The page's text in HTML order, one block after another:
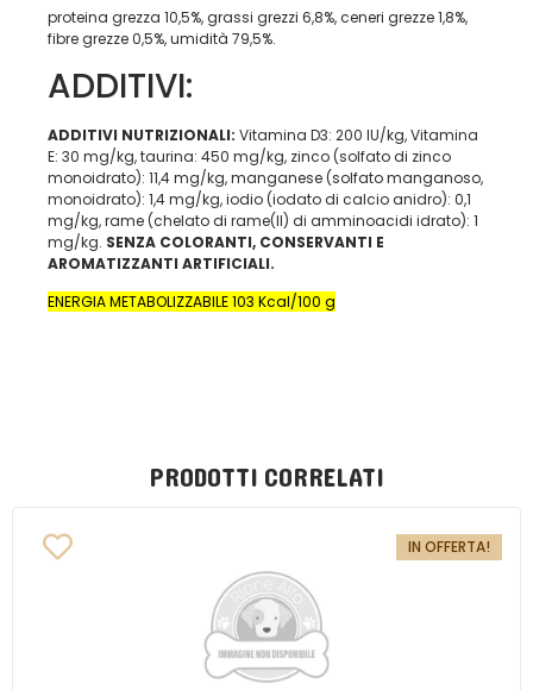
proteina grezza 10,5%, grassi grezzi 6,8%, ceneri grezze 1,8%,
fibre grezze 0,5%, umidità 79,5%.
ADDITIVI:
ADDITIVI NUTRIZIONALI: Vitamina D3: 200 IU/kg, Vitamina
E: 30 mg/kg, taurina: 450 mg/kg, zinco (solfato di zinco
monoidrato): 11,4 mg/kg, manganese (solfato manganoso,
monoidrato): 1,4 mg/kg, iodio (iodato di calcio anidro): 0,1
mg/kg, rame (chelato di rame(II) di amminoacidi idrato): 1
mg/kg. SENZA COLORANTI, CONSERVANTI E
AROMATIZZANTI ARTIFICIALI.
ENERGIA METABOLIZZABILE 103 Kcal/100 g
PRODOTTI CORRELATI
IN OFFERTA!